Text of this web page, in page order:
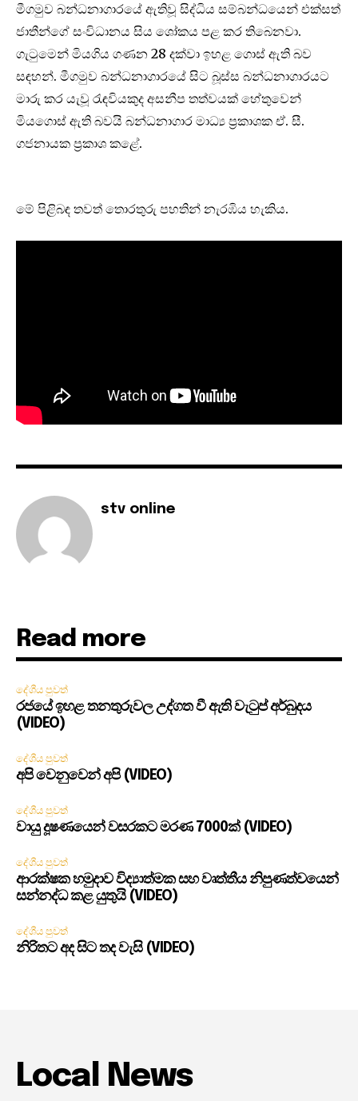
මීගමුව බන්ධනාගාරයේ ඇතිවූ සිද්ධිය සම්බන්ධයෙන් එක්සත්
ජාතීන්ගේ සංවිධානය සිය ශෝකය පළ කර තිබෙනවා.
ගැටුමෙන් මියගිය ගණන 28 දක්වා ඉහළ ගොස් ඇති බව
සඳහන්. මීගමුව බන්ධනාගාරයේ සිට බූස්ස බන්ධනාගාරයට
මාරු කර යැවූ රැඳවියකුද අසනීප තත්වයක් හේතුවෙන්
මියගොස් ඇති බවයි බන්ධනාගාර මාධ්‍ය ප්‍රකාශක ඒ. සී.
ගජනායක ප්‍රකාශ කළේ.
මේ පිළිබඳ තවත් තොරතුරු පහතින් නැරඹිය හැකිය.
stv online
Read more
දේශීය පුවත්
රජයේ ඉහළ තනතුරුවල උද්ගත වී ඇති වැටුප් අර්බුදය
(VIDEO)
දේශීය පුවත්
අපි වෙනුවෙන් අපි (VIDEO)
දේශීය පුවත්
වායු දූෂණයෙන් වසරකට මරණ 7000ක් (VIDEO)
දේශීය පුවත්
ආරක්ෂක හමුදාව විද්‍යාත්මක සහ වෘත්තීය නිපුණත්වයෙන්
සන්නද්ධ කළ යුතුයි (VIDEO)
දේශීය පුවත්
නිරිතට අද සිට තද වැසි (VIDEO)
Local News